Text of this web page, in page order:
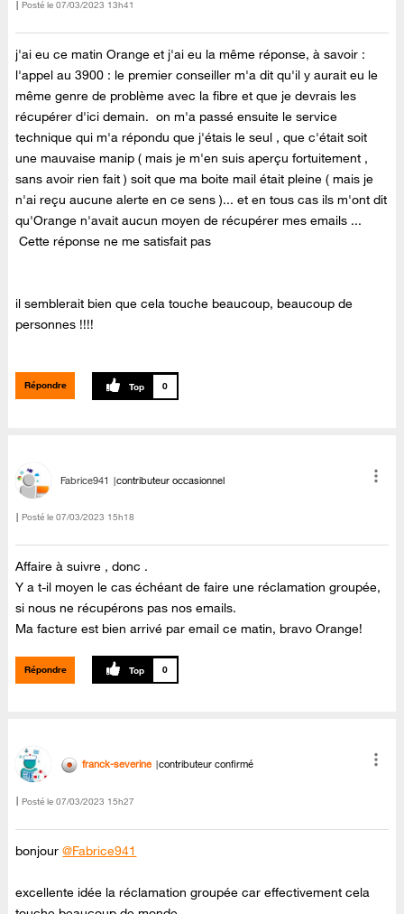
Posté le ‎07/03/2023 13h41
j'ai eu ce matin Orange et j'ai eu la même réponse, à savoir :
l'appel au 3900 : le premier conseiller m'a dit qu'il y aurait eu le
même genre de problème avec la fibre et que je devrais les
récupérer d'ici demain. on m'a passé ensuite le service
technique qui m'a répondu que j'étais le seul , que c'était soit
une mauvaise manip ( mais je m'en suis aperçu fortuitement ,
sans avoir rien fait ) soit que ma boite mail était pleine ( mais je
n'ai reçu aucune alerte en ce sens )... et en tous cas ils m'ont dit
qu'Orange n'avait aucun moyen de récupérer mes emails ...
Cette réponse ne me satisfait pas
il semblerait bien que cela touche beaucoup, beaucoup de
personnes !!!!
Répondre 0
Fabrice941 contributeur occasionnel
Posté le ‎07/03/2023 15h18
Affaire à suivre , donc .
Y a t-il moyen le cas échéant de faire une réclamation groupée,
si nous ne récupérons pas nos emails.
Ma facture est bien arrivé par email ce matin, bravo Orange!
Répondre 0
franck-severine contributeur confirmé
Posté le ‎07/03/2023 15h27
bonjour@Fabrice941
excellente idée la réclamation groupée car effectivement cela